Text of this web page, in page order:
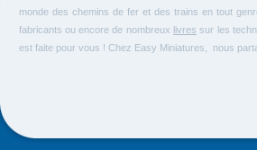
monde des chemins de fer et des trains en tout
fabricants ou encore de nombreux livres sur les
est faite pour vous ! Chez Easy Miniatures, nous